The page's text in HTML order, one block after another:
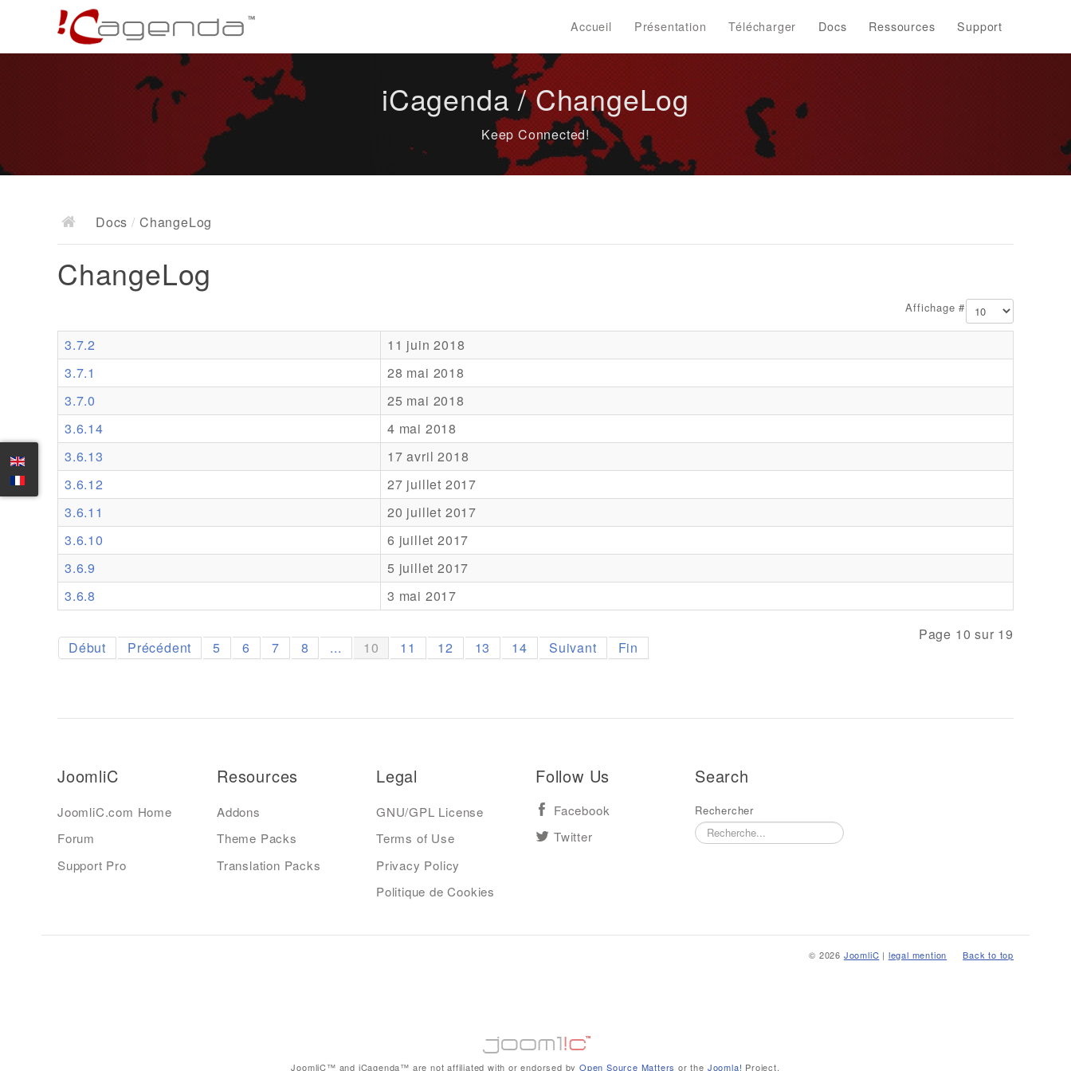
Accueil Présentation Télécharger Docs Ressources Support
iCagenda / ChangeLog
Keep Connected!
Docs / ChangeLog
ChangeLog
Affichage #
3.7.2
11 juin 2018
3.7.1
28 mai 2018
3.7.0
25 mai 2018
3.6.14
4 mai 2018
3.6.13
17 avril 2018
3.6.12
27 juillet 2017
3.6.11
20 juillet 2017
3.6.10
6 juillet 2017
3.6.9
5 juillet 2017
3.6.8
3 mai 2017
Page 10 sur 19
Début Précédent 5 6 7 8 ... 10 11 12 13 14 Suivant Fin
JoomliC
JoomliC.com Home
Forum
Support Pro
Resources
Addons
Theme Packs
Translation Packs
Legal
GNU/GPL License
Terms of Use
Privacy Policy
Politique de Cookies
Follow Us
Facebook
Twitter
Search
Rechercher
Back to top
© 2026 JoomliC | legal mention
JoomliC™ and iCagenda™ are not affiliated with or endorsed byOpen Source Matters or the Joomla! Project.